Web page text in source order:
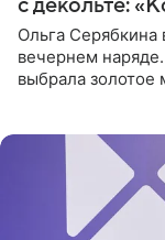
с декольте:
Ольга Серябкина
вечернем
выбрала золотое